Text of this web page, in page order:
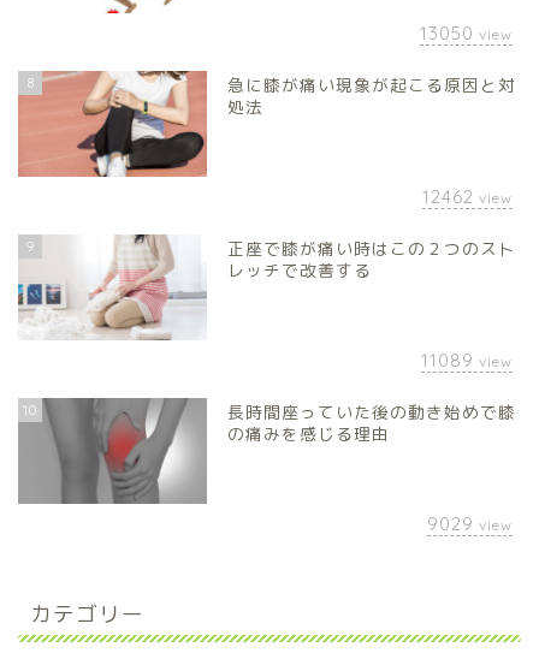
13050 view
8
急に膝が痛い現象が起こる原因と対
処法
12462 view
9
正座で膝が痛い時はこの２つのスト
レッチで改善する
11089 view
10
長時間座っていた後の動き始めで膝
の痛みを感じる理由
9029 view
カテゴリー